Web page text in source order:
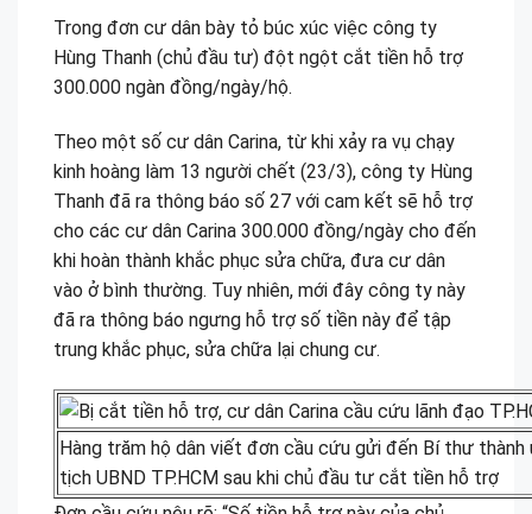
Trong đơn cư dân bày tỏ búc xúc việc công ty
Hùng Thanh (chủ đầu tư) đột ngột cắt tiền hỗ trợ
300.000 ngàn đồng/ngày/hộ.
Theo một số cư dân Carina, từ khi xảy ra vụ chạy
kinh hoàng làm 13 người chết (23/3), công ty Hùng
Thanh đã ra thông báo số 27 với cam kết sẽ hỗ trợ
cho các cư dân Carina 300.000 đồng/ngày cho đến
khi hoàn thành khắc phục sửa chữa, đưa cư dân
vào ở bình thường. Tuy nhiên, mới đây công ty này
đã ra thông báo ngưng hỗ trợ số tiền này để tập
trung khắc phục, sửa chữa lại chung cư.
Hàng trăm hộ dân viết đơn cầu cứu gửi đến Bí thư thành
tịch UBND TP.HCM sau khi chủ đầu tư cắt tiền hỗ trợ